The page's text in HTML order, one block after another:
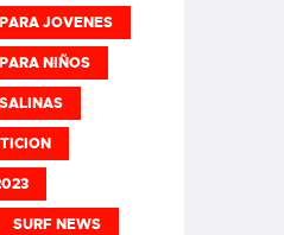
JOVENES
NIÑOS
SURF NEWS